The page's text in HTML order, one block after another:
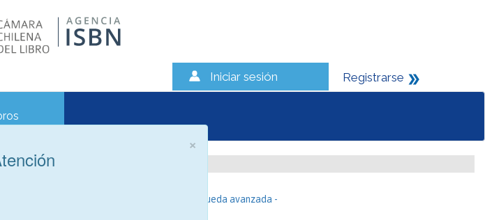
Iniciar sesión Registrarse
- Búsqueda avanzada -
×